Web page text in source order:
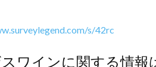
s/42rc
ワインに関する情報